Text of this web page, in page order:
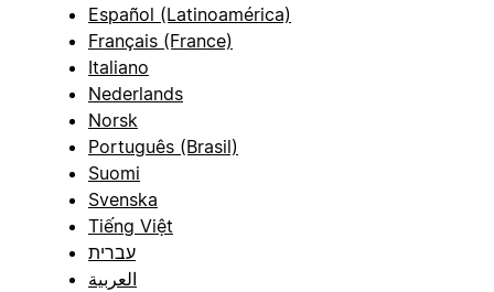
Español (Latinoamérica)
Français (France)
Italiano
Nederlands
Norsk
Português (Brasil)
Suomi
Svenska
Tiếng Việt
עברית
العربية